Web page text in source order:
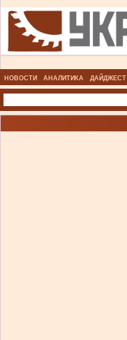
НОВОСТИ АНАЛИТИКА ДАЙДЖЕСТ